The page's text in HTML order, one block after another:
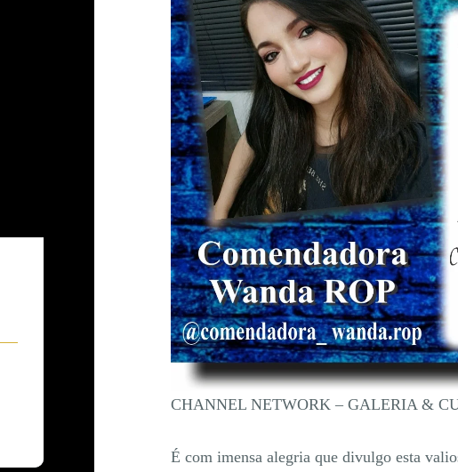
CHANNEL NETWORK – GALERIA &
É com imensa alegria que divulgo esta